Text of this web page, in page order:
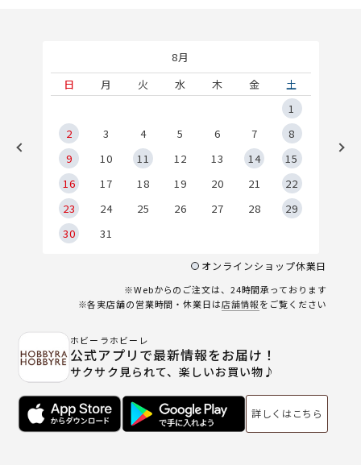
8月
日
月 火 水 木 金
土
1
2
3 4 5 6 7
8
9
10 11 12 13 14
15
16
17 18 19 20 21
22
23
24 25 26 27 28
29
30
31
オンラインショップ休業日
※Webからのご注文は、24時間承っております
※各実店舗の営業時間・休業日は店舗情報をご覧ください
ホビーラホビーレ
公式アプリで最新情報をお届け！
サクサク見られて、楽しいお買い物♪
詳しくはこちら